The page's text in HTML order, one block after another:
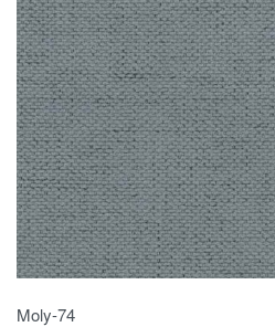
Moly-74